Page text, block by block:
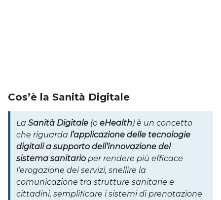
Cos’è la Sanità Digitale
La Sanità Digitale (o eHealth) è un concetto
che riguarda l’applicazione delle tecnologie
digitali a supporto dell’innovazione del
sistema sanitario per rendere più efficace
l’erogazione dei servizi, snellire la
comunicazione tra strutture sanitarie e
cittadini, semplificare i sistemi di prenotazione